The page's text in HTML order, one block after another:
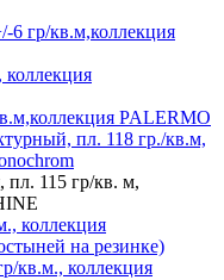
гр/кв.м,коллекция
PALERMO
пл. 118 гр./кв.м,
115 гр/кв. м,
коллекция
на резинке)
кв.м., коллекция